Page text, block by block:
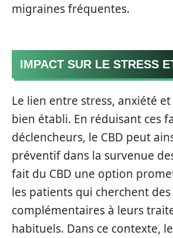
migraines fréquentes.
IMPACT SUR LE STRESS
Le lien entre stress, anxiété
bien établi. En réduisant ces
déclencheurs, le CBD peut
préventif dans la survenue
fait du CBD une option
les patients qui cherchent
complémentaires à leurs
habituels. Dans ce contexte,